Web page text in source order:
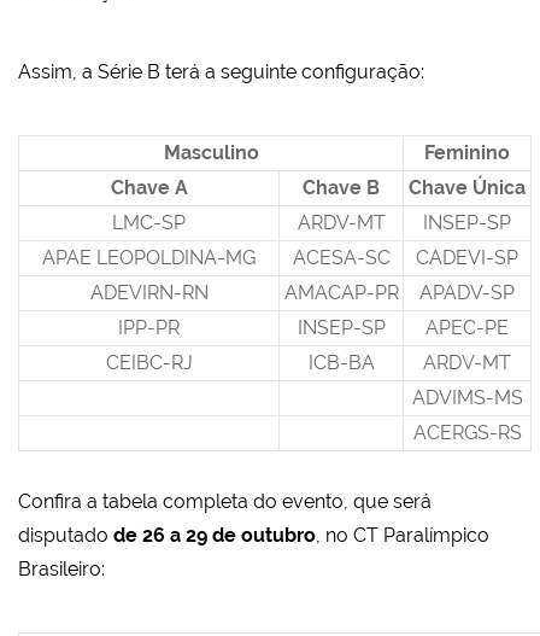
Assim, a Série B terá a seguinte configuração:
Masculino
Feminino
Chave A
Chave B
Chave Única
LMC-SP
ARDV-MT
INSEP-SP
APAE LEOPOLDINA-MG
ACESA-SC
CADEVI-SP
ADEVIRN-RN
AMACAP-PR
APADV-SP
IPP-PR
INSEP-SP
APEC-PE
CEIBC-RJ
ICB-BA
ARDV-MT
ADVIMS-MS
ACERGS-RS
Confira a tabela completa do evento, que será
disputado de 26 a 29 de outubro, no CT Paralímpico
Brasileiro: